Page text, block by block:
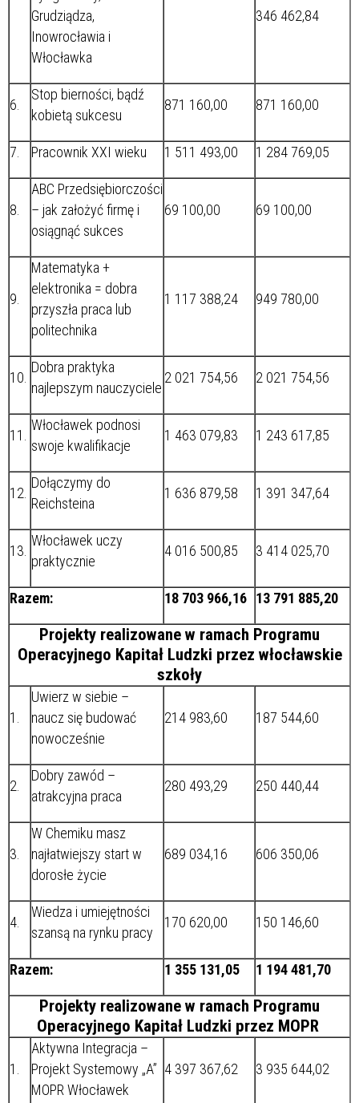
Grudziądza,
Inowrocławia i
Włocławka
346 462,84
6.
Stop bierności, bądź
kobietą sukcesu
871 160,00 871 160,00
7. Pracownik XXI wieku 1 511 493,00 1 284 769,05
8.
ABC Przedsiębiorczości
– jak założyć firmę i
osiągnąć sukces
69 100,00 69 100,00
9.
Matematyka +
elektronika = dobra
przyszła praca lub
politechnika
1 117 388,24 949 780,00
10.
Dobra praktyka
najlepszym nauczyciele
2 021 754,56 2 021 754,56
11.
Włocławek podnosi
swoje kwalifikacje
1 463 079,83 1 243 617,85
12.
Dołączymy do
Reichsteina
1 636 879,58 1 391 347,64
13.
Włocławek uczy
praktycznie
4 016 500,85 3 414 025,70
Razem: 18 703 966,16 13 791 885,20
Projekty realizowane w ramach Programu
Operacyjnego Kapitał Ludzki przez włocławskie
szkoły
1.
Uwierz w siebie –
naucz się budować
nowocześnie
214 983,60 187 544,60
2.
Dobry zawód –
atrakcyjna praca
280 493,29 250 440,44
3.
W Chemiku masz
najłatwiejszy start w
dorosłe życie
689 034,16 606 350,06
4.
Wiedza i umiejętności
szansą na rynku pracy
170 620,00 150 146,60
Razem: 1 355 131,05 1 194 481,70
Projekty realizowane w ramach Programu
Operacyjnego Kapitał Ludzki przez MOPR
1.
Aktywna Integracja –
Projekt Systemowy „A”
MOPR Włocławek
4 397 367,62 3 935 644,02